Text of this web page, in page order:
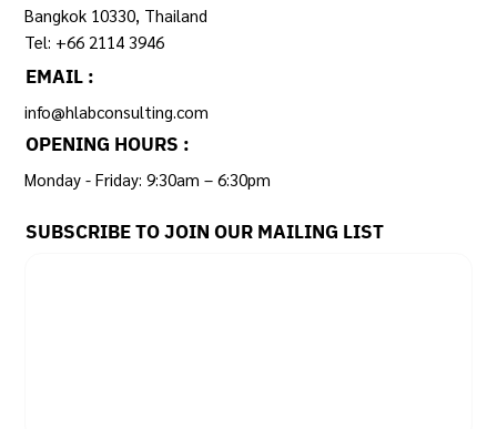
Bangkok 10330, Thailand
Tel: +66 2114 3946
EMAIL :
info@hlabconsulting.com
OPENING HOURS :
Monday - Friday: 9:30am – 6:30pm ​
SUBSCRIBE TO JOIN OUR MAILING LIST